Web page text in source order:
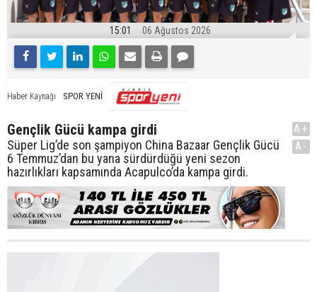
15:01 06 Ağustos 2026
Haber Kaynağı SPOR YENİ
Gençlik Gücü kampa girdi
Süper Lig’de son şampiyon China Bazaar Gençlik Gücü
6 Temmuz’dan bu yana sürdürdüğü yeni sezon
hazırlıkları kapsamında Acapulco’da kampa girdi.
A+
A-